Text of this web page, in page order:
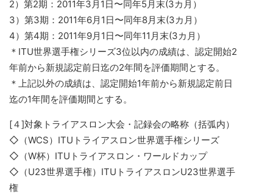
2）第2期：2011年3月1日〜同年5月末(3カ月）
3）第3期：2011年6月1日〜同年8月末(3カ月）
4）第4期：2011年9月1日〜同年11月末(3カ月）
＊ITU世界選手権シリーズ3位以内の成績は、認定開始2
年前から新規認定前日迄の2年間を評価期間とする。
＊上記以外の成績は、認定開始1年前から新規認定前日
迄の1年間を評価期間とする。
[４]対象トライアスロン大会・記録会の略称（括弧内）
◇（WCS）ITUトライアスロン世界選手権シリーズ
◇（W杯）ITUトライアスロン・ワールドカップ
◇（U23世界選手権）ITUトライアスロンU23世界選手
権